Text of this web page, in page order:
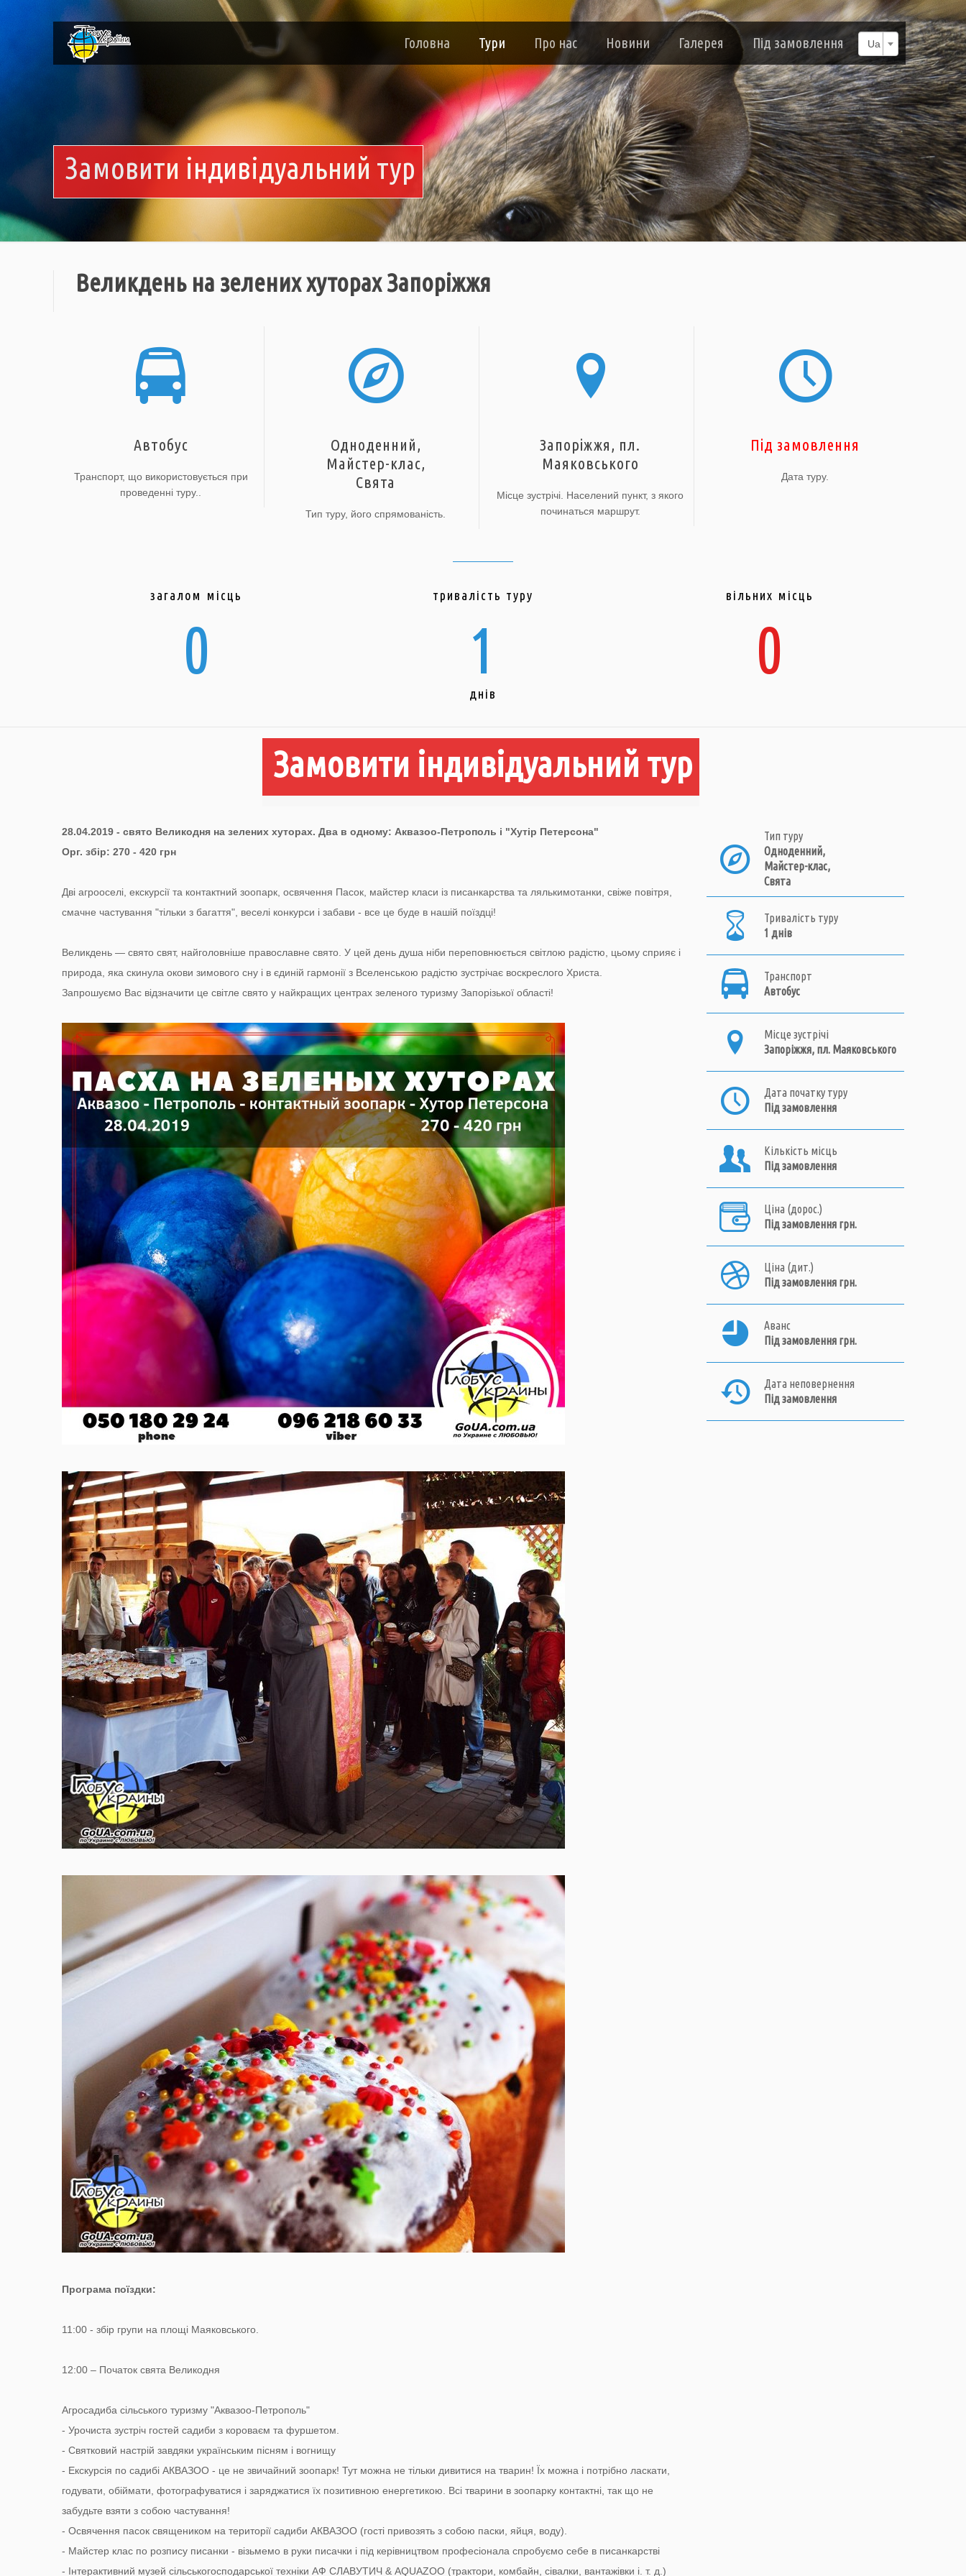
Головна Тури Про нас Новини Галерея Під замовлення Ua
Замовити індивідуальний тур
Великдень на зелених хуторах Запоріжжя
Автобус
Транспорт, що використовується при
проведенні туру..
Одноденний,
Майстер-клас,
Свята
Тип туру, його спрямованість.
Запоріжжя, пл.
Маяковського
Місце зустрічі. Населений пункт, з якого
починаться маршрут.
Під замовлення
Дата туру.
загалом місць
0
тривалість туру
1
днів
вільних місць
0
Замовити індивідуальний тур
28.04.2019 - свято Великодня на зелених хуторах. Два в одному: Аквазоо-Петрополь і "Хутір Петерсона"
Орг. збір: 270 - 420 грн
Дві агрооселі, екскурсії та контактний зоопарк, освячення Пасок, майстер класи із писанкарства та лялькимотанки, свіже повітря,
смачне частування "тільки з багаття", веселі конкурси і забави - все це буде в нашій поїздці!
Великдень — свято свят, найголовніше православне свято. У цей день душа ніби переповнюється світлою радістю, цьому сприяє і
природа, яка скинула окови зимового сну і в єдиній гармонії з Вселенською радістю зустрічає воскреслого Христа.
Запрошуємо Вас відзначити це світле свято у найкращих центрах зеленого туризму Запорізької області!
Програма поїздки:
11:00 - збір групи на площі Маяковського.
12:00 – Початок свята Великодня
Агросадиба сільського туризму "Аквазоо-Петрополь"
- Урочиста зустріч гостей садиби з короваєм та фуршетом.
- Святковий настрій завдяки українським пісням і вогнищу
- Екскурсія по садибі АКВАЗОО - це не звичайний зоопарк! Тут можна не тільки дивитися на тварин! Їх можна і потрібно ласкати,
годувати, обіймати, фотографуватися і заряджатися їх позитивною енергетикою. Всі тварини в зоопарку контактні, так що не
забудьте взяти з собою частування!
- Освячення пасок священиком на території садиби АКВАЗОО (гості привозять з собою паски, яйця, воду).
- Майстер клас по розпису писанки - візьмемо в руки писачки і під керівництвом професіонала спробуємо себе в писанкарстві
- Інтерактивний музей сільськогосподарської техніки АФ СЛАВУТИЧ & AQUAZOO (трактори, комбайн, сівалки, вантажівки і. т. д.)
Тип туру
Одноденний,
Майстер-клас,
Свята
Тривалість туру
1 днів
Транспорт
Автобус
Місце зустрічі
Запоріжжя, пл. Маяковського
Дата початку туру
Під замовлення
Кількість місць
Під замовлення
Ціна (дорос.)
Під замовлення грн.
Ціна (дит.)
Під замовлення грн.
Аванс
Під замовлення грн.
Дата неповернення
Під замовлення